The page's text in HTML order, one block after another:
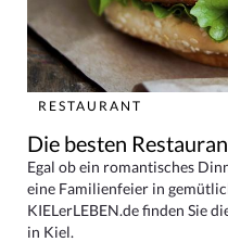
RESTAURANT
Die besten
Egal ob ein romantisches
eine Familienfeier in
KIELerLEBEN.de finden Sie
in Kiel.